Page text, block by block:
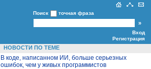
Поиск точная фраза
Вход
Регистрация
НОВОСТИ ПО ТЕМЕ
В коде, написанном ИИ, больше серьезных
ошибок, чем у живых программистов